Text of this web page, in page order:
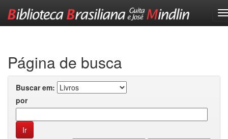
Página de busca
Buscar em:
por